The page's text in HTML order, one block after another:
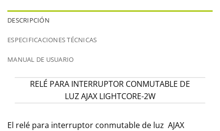
DESCRIPCIÓN
ESPECIFICACIONES TÉCNICAS
MANUAL DE USUARIO
RELÉ PARA INTERRUPTOR CONMUTABLE DE
LUZ AJAX LIGHTCORE-2W
El relé para interruptor conmutable de luz AJAX